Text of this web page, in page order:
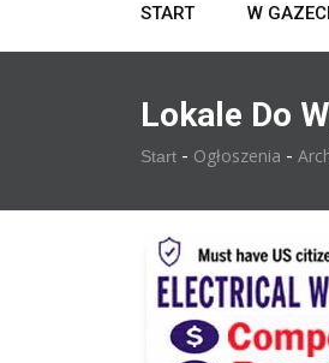
START W
Lokale Do
Start - Ogłoszenia -